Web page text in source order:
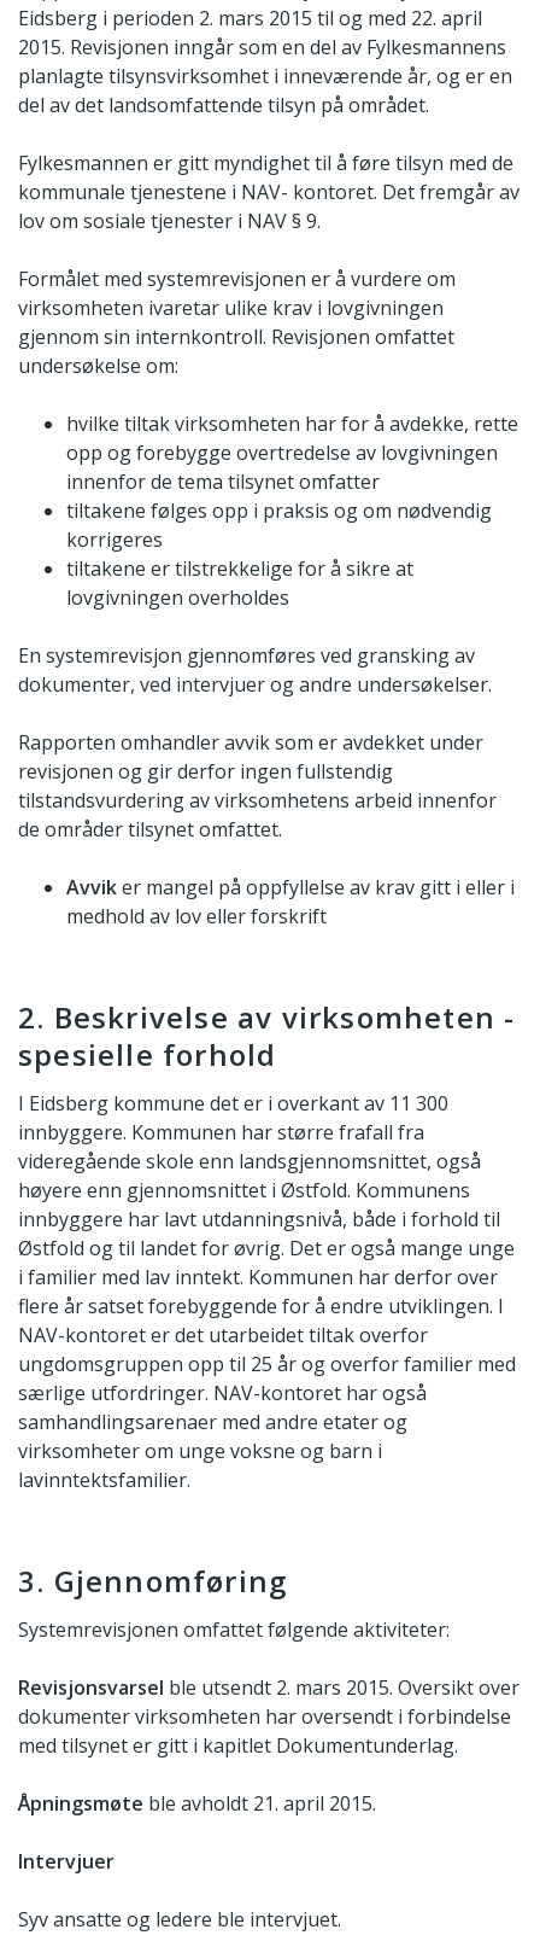
Eidsberg i perioden 2. mars 2015 til og med 22. april
2015. Revisjonen inngår som en del av Fylkesmannens
planlagte tilsynsvirksomhet i inneværende år, og er en
del av det landsomfattende tilsyn på området.
Fylkesmannen er gitt myndighet til å føre tilsyn med de
kommunale tjenestene i NAV- kontoret. Det fremgår av
lov om sosiale tjenester i NAV § 9.
Formålet med systemrevisjonen er å vurdere om
virksomheten ivaretar ulike krav i lovgivningen
gjennom sin internkontroll. Revisjonen omfattet
undersøkelse om:
hvilke tiltak virksomheten har for å avdekke, rette
opp og forebygge overtredelse av lovgivningen
innenfor de tema tilsynet omfatter
tiltakene følges opp i praksis og om nødvendig
korrigeres
tiltakene er tilstrekkelige for å sikre at
lovgivningen overholdes
En systemrevisjon gjennomføres ved gransking av
dokumenter, ved intervjuer og andre undersøkelser.
Rapporten omhandler avvik som er avdekket under
revisjonen og gir derfor ingen fullstendig
tilstandsvurdering av virksomhetens arbeid innenfor
de områder tilsynet omfattet.
Avviker mangel på oppfyllelse av krav gitt i eller i
medhold av lov eller forskrift
2. Beskrivelse av virksomheten -
spesielle forhold
I Eidsberg kommune det er i overkant av 11 300
innbyggere. Kommunen har større frafall fra
videregående skole enn landsgjennomsnittet, også
høyere enn gjennomsnittet i Østfold. Kommunens
innbyggere har lavt utdanningsnivå, både i forhold til
Østfold og til landet for øvrig. Det er også mange unge
i familier med lav inntekt. Kommunen har derfor over
flere år satset forebyggende for å endre utviklingen. I
NAV-kontoret er det utarbeidet tiltak overfor
ungdomsgruppen opp til 25 år og overfor familier med
særlige utfordringer. NAV-kontoret har også
samhandlingsarenaer med andre etater og
virksomheter om unge voksne og barn i
lavinntektsfamilier.
3. Gjennomføring
Systemrevisjonen omfattet følgende aktiviteter:
Revisjonsvarsel ble utsendt 2. mars 2015. Oversikt over
dokumenter virksomheten har oversendt i forbindelse
med tilsynet er gitt i kapitlet Dokumentunderlag.
Åpningsmøte ble avholdt 21. april 2015.
Intervjuer
Syv ansatte og ledere ble intervjuet.